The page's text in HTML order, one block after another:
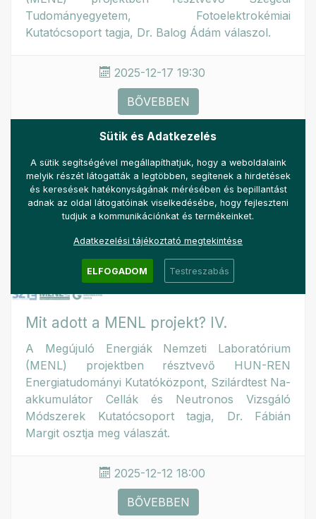
Tudományegyetem, Fotoelektrokémiai
Kutatócsoport tagja, Dr. Balog Ádám válaszol.
2025-12-17 19:30
BŐVEBBEN
Mit adott a MENL projekt? IV.
A Megújuló Energiák Nemzeti Laboratórium
(MENL) projektben résztvevő HUN-REN
Energiatudományi Kutatóközpont, Szilárdtest Na-
akkumulátor Cellák és Neutronos Vizsgáló
Módszerek Kutatócsoport tagja, Dr. Fábián
Margit osztja meg válaszát.
2025-12-12 18:00
BŐVEBBEN
Sütik és Adatkezelés
A sütik segítségével megállapíthatjuk, hogy a weboldalaink
melyik részét látogatták a legtöbben, segítenek a hirdetések
és keresések hatékonyságának mérésében és bepillantást
adnak az oldal látogatóinak viselkedésébe, hogy fejleszteni
tudjuk a kommunikációnkat és termékeinket.
Adatkezelési tájékoztató megtekintése
ELFOGADOM Testreszabás